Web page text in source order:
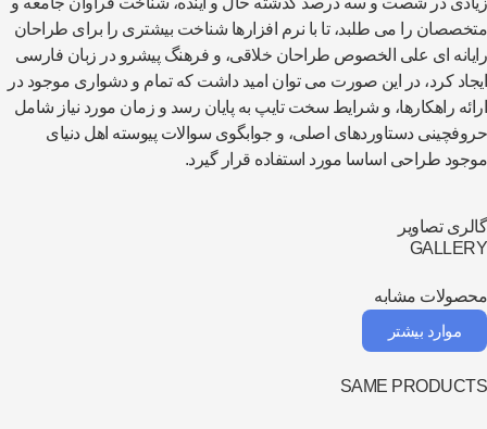
را می طلبد، تا با نرم افزارها شناخت بیشتری را برای طراحان
ای علی الخصوص طراحان خلاقی، و فرهنگ پیشرو در زبان فارسی
کرد، در این صورت می توان امید داشت که تمام و دشواری موجود در
راهکارها، و شرایط سخت تایپ به پایان رسد و زمان مورد نیاز شامل
دستاوردهای اصلی، و جوابگوی سوالات پیوسته اهل دنیای
طراحی اساسا مورد استفاده قرار گیرد.
تصاویر
مشابه
موارد بیشتر
SAME